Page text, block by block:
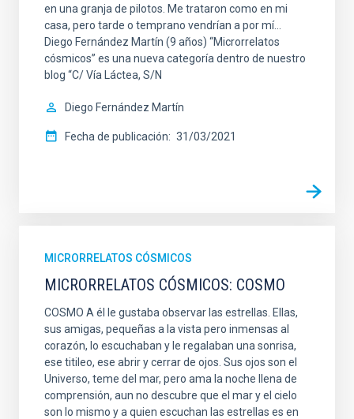
en una granja de pilotos. Me trataron como en mi
casa, pero tarde o temprano vendrían a por mí...
Diego Fernández Martín (9 años) “Microrrelatos
cósmicos” es una nueva categoría dentro de nuestro
blog “C/ Vía Láctea, S/N
Diego Fernández Martín
Fecha de publicación 31/03/2021
MICRORRELATOS CÓSMICOS
MICRORRELATOS CÓSMICOS: COSMO
COSMO A él le gustaba observar las estrellas. Ellas,
sus amigas, pequeñas a la vista pero inmensas al
corazón, lo escuchaban y le regalaban una sonrisa,
ese titileo, ese abrir y cerrar de ojos. Sus ojos son el
Universo, teme del mar, pero ama la noche llena de
comprensión, aun no descubre que el mar y el cielo
son lo mismo y a quien escuchan las estrellas es en